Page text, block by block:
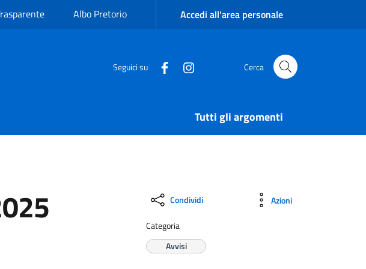
Albo Pretorio Accedi all'area personale
Seguici su Cerca
Tutti gli argomenti
Categoria
Avvisi
Condividi Azioni